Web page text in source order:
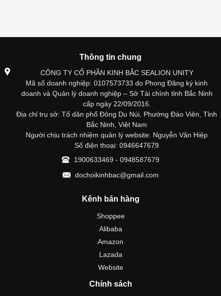
Thông tin chung
CÔNG TY CỔ PHẦN KINH BẮC SEALION UNITY
Mã số doanh nghiệp: 0107573733 do Phong Đăng ký kinh
doanh và Quản lý doanh nghiệp – Sở Tài chính tỉnh Bắc Ninh
cấp ngày 22/09/2016.
Địa chỉ trụ sở: Tổ dân phố Đông Du Núi, Phường Đào Viên, Tỉnh
Bắc Ninh, Việt Nam
Người chịu trách nhiệm quản lý website: Nguyễn Văn Hiệp
Số điện thoại: 0946647679
1900633469 - 0948587679
dochoikinhbac@gmail.com
Kênh bán hàng
Shoppee
Alibaba
Amazon
Lazada
Website
Chính sách